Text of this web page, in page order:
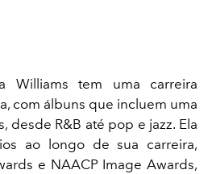
Williams tem uma carreira
com álbuns que incluem uma
desde R&B até pop e jazz. Ela
ao longo de sua carreira,
e NAACP Image Awards,